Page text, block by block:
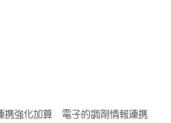
強化加算 電子的調剤情報連携